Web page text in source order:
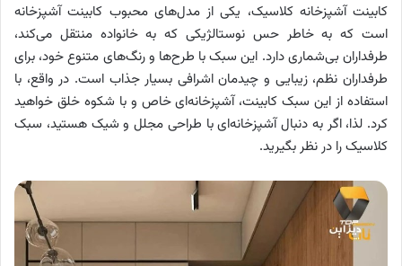
کابینت آشپزخانه کلاسیک، یکی از مدل‌های محبوب کابینت آشپزخانه
است که به خاطر حس نوستالژیکی که به خانواده منتقل می‌کند،
طرفداران بی‌شماری دارد. این سبک با طرح‌ها و رنگ‌های متنوع خود، برای
طرفداران نظم، زیبایی و چیدمان اشرافی بسیار جذاب است. در واقع، با
استفاده از این سبک کابینت، آشپزخانه‌ای خاص و با شکوه خلق خواهید
کرد. لذا، اگر به دنبال آشپزخانه‌ای با طراحی مجلل و شیک هستید، سبک
کلاسیک را در نظر بگیرید.